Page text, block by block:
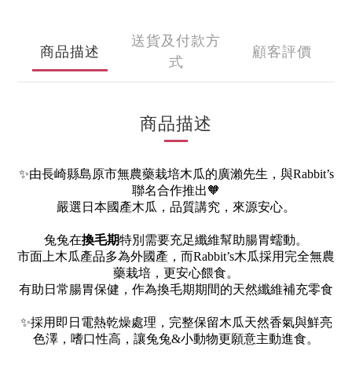
商品描述
送貨及付款方
式
顧客評價
商品描述
✨由長崎縣島原市無農藥栽培木瓜的廣瀨先生，與Rabbit’s
聯名合作推出🧡
嚴選日本國產木瓜，品質講究，來源安心。
兔兔在換毛期特別需要充足纖維幫助腸胃蠕動。
市面上木瓜產品多為外國產，而Rabbit’s木瓜採用完全無農
藥栽培，更安心餵食。
有助日常腸胃保健，作為換毛期期間的天然纖維補充零食
✨採用即日電熱乾燥處理，完整保留木瓜天然香氣與鮮亮
色澤，嗜口性高，讓兔兔&小動物更願意主動進食。